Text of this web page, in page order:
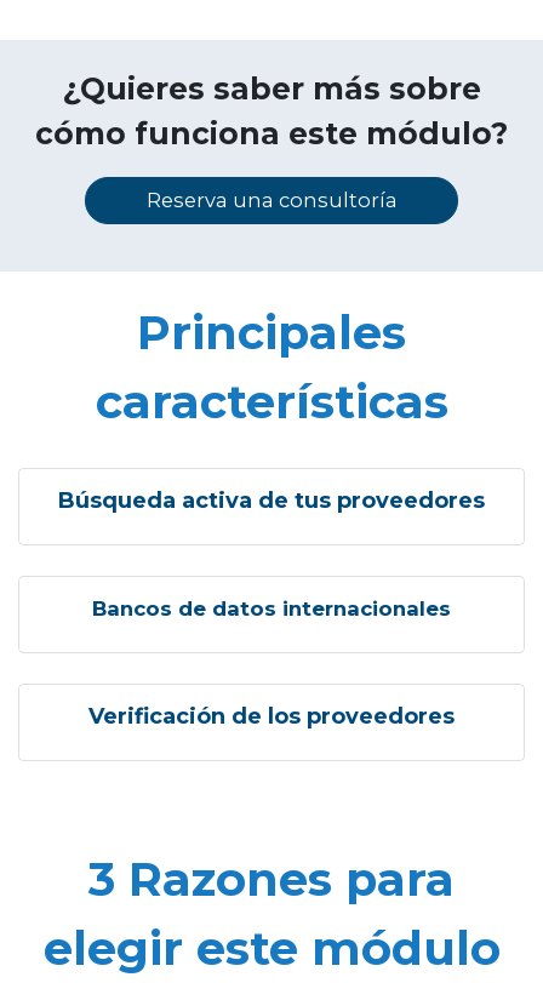
¿Quieres saber más sobre
cómo funciona este módulo?
Reserva una consultoría
Principales
características
Búsqueda activa de tus proveedores
Bancos de datos internacionales
Verificación de los proveedores
3 Razones para
elegir este módulo